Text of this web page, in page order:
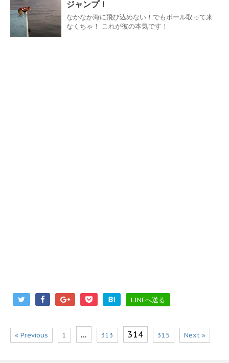
ジャンプ！
なかなか海に飛び込めない！でもボール取って来
なくちゃ！ これが彼の本気です！
B! LINEへ送る
« Previous 1 … 313 314 315 Next »